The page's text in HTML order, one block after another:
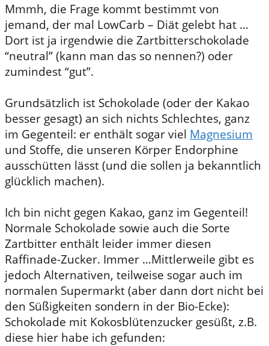
Mmmh, die Frage kommt bestimmt von
jemand, der mal LowCarb – Diät gelebt hat …
Dort ist ja irgendwie die Zartbitterschokolade
“neutral” (kann man das so nennen?) oder
zumindest “gut”.
Grundsätzlich ist Schokolade (oder der Kakao
besser gesagt) an sich nichts Schlechtes, ganz
im Gegenteil: er enthält sogar viel Magnesium
und Stoffe, die unseren Körper Endorphine
ausschütten lässt (und die sollen ja bekanntlich
glücklich machen).
Ich bin nicht gegen Kakao, ganz im Gegenteil!
Normale Schokolade sowie auch die Sorte
Zartbitter enthält leider immer diesen
Raffinade-Zucker. Immer …Mittlerweile gibt es
jedoch Alternativen, teilweise sogar auch im
normalen Supermarkt (aber dann dort nicht bei
den Süßigkeiten sondern in der Bio-Ecke):
Schokolade mit Kokosblütenzucker gesüßt, z.B.
diese hier habe ich gefunden: